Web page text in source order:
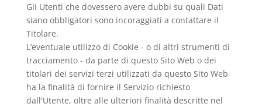
Gli Utenti che dovessero avere dubbi su quali Dati
siano obbligatori sono incoraggiati a contattare il
Titolare.
L’eventuale utilizzo di Cookie - o di altri strumenti di
tracciamento - da parte di questo Sito Web o dei
titolari dei servizi terzi utilizzati da questo Sito Web
ha la finalità di fornire il Servizio richiesto
dall'Utente, oltre alle ulteriori finalità descritte nel